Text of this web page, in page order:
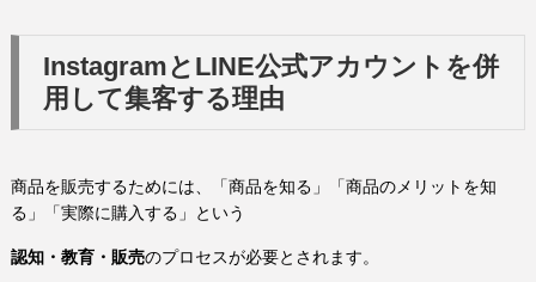
InstagramとLINE公式アカウントを併
用して集客する理由
商品を販売するためには、「商品を知る」「商品のメリットを知
る」「実際に購入する」という
認知・教育・販売のプロセスが必要とされます。